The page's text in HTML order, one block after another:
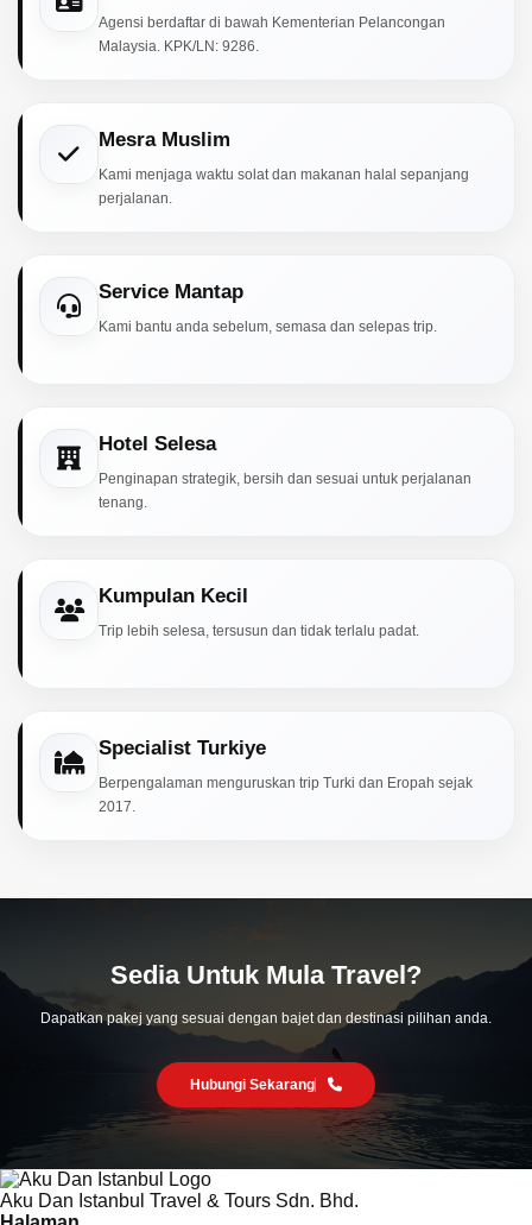
Agensi berdaftar di bawah Kementerian Pelancongan
Malaysia. KPK/LN: 9286.
Mesra Muslim
Kami menjaga waktu solat dan makanan halal sepanjang
perjalanan.
Service Mantap
Kami bantu anda sebelum, semasa dan selepas trip.
Hotel Selesa
Penginapan strategik, bersih dan sesuai untuk perjalanan
tenang.
Kumpulan Kecil
Trip lebih selesa, tersusun dan tidak terlalu padat.
Specialist Turkiye
Berpengalaman menguruskan trip Turki dan Eropah sejak
2017.
Sedia Untuk Mula Travel?
Dapatkan pakej yang sesuai dengan bajet dan destinasi pilihan anda.
Hubungi Sekarang
Aku Dan Istanbul Travel & Tours Sdn. Bhd.